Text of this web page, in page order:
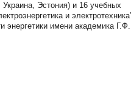
Эстония) и 16 учебных
и
имени академика Г.Ф.